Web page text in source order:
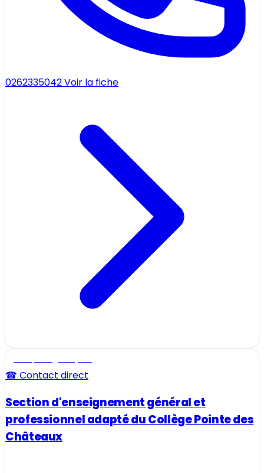
0262335042Voir la fiche
☎ Contact direct
Section d'enseignement général et
professionnel adapté du Collège Pointe des
Châteaux